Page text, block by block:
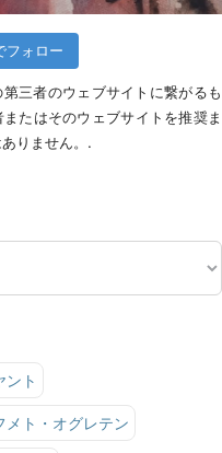
フォロー
三者のウェブサイトに繋がるも
たはそのウェブサイトを推奨ま
りません。.
ント
メト・オグレテン